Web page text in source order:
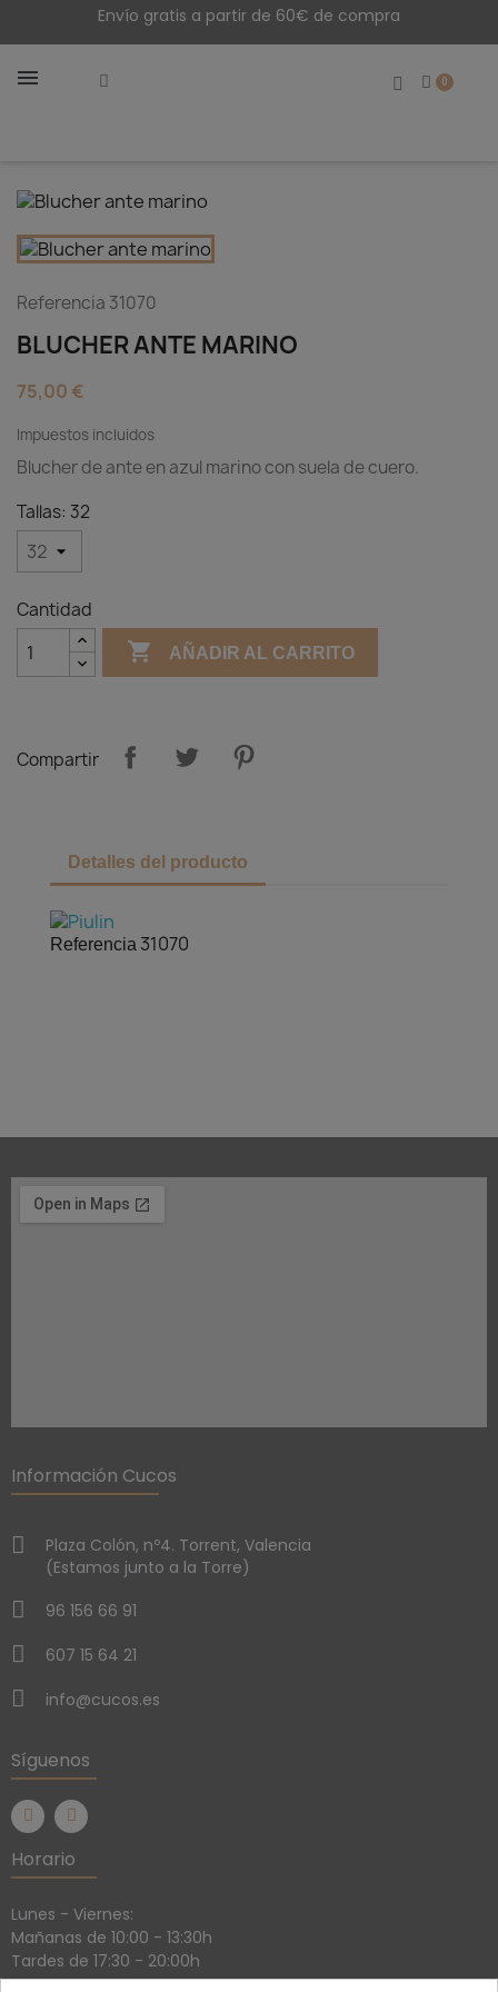
Envío gratis a partir de 60€ de compra
Referencia 31070
BLUCHER ANTE MARINO
75,00 €
Impuestos incluidos
Blucher de ante en azul marino con suela de cuero.
Tallas: 32
Cantidad
 AÑADIR AL CARRITO
Compartir
Detalles del producto
Referencia 31070
Información Cucos
Plaza Colón, nº4. Torrent, Valencia
(Estamos junto a la Torre)
96 156 66 91
607 15 64 21
info@cucos.es
Síguenos
Horario
Lunes - Viernes:
Mañanas de 10:00 - 13:30h
Tardes de 17:30 - 20:00h